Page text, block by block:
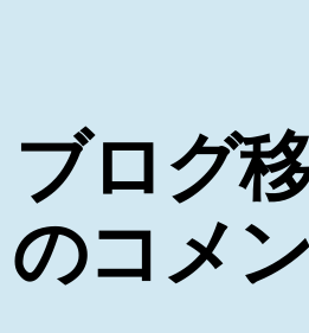
ブログ
のコメ